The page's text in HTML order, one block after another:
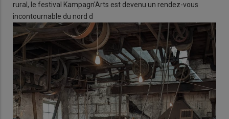
rural, le festival Kampagn'Arts est devenu un rendez-vous
incontournable du nord d